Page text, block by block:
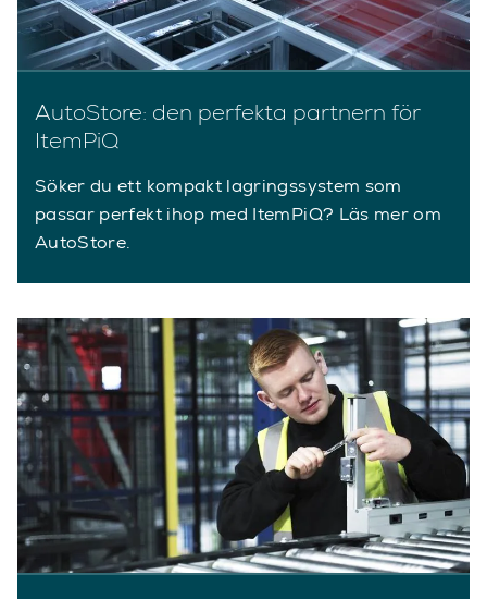
AutoStore: den perfekta partnern för
ItemPiQ
Söker du ett kompakt lagringssystem som
passar perfekt ihop med ItemPiQ? Läs mer om
AutoStore.